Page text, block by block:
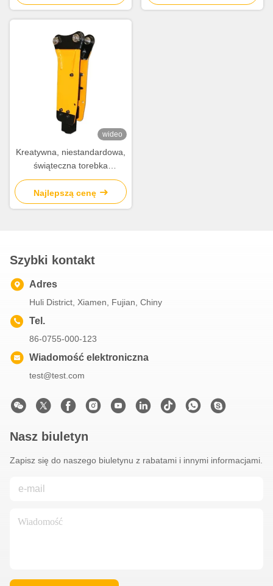
wideo
Kreatywna, niestandardowa,
świąteczna torebka
prezentów z papieru z
własnym logo.
Najlepszą cenę
Szybki kontakt
Adres
Huli District, Xiamen, Fujian, Chiny
Tel.
86-0755-000-123
Wiadomość elektroniczna
test@test.com
Nasz biuletyn
Zapisz się do naszego biuletynu z rabatami i innymi informacjami.